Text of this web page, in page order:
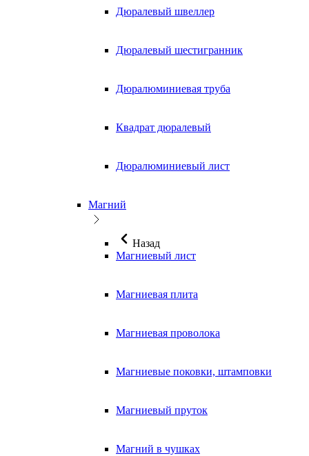
Дюралевый швеллер
Дюралевый шестигранник
Дюралюминиевая труба
Квадрат дюралевый
Дюралюминиевый лист
Магний
Назад
Магниевый лист
Магниевая плита
Магниевая проволока
Магниевые поковки, штамповки
Магниевый пруток
Магний в чушках